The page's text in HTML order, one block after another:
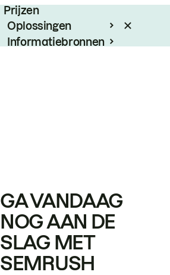
Prijzen
Oplossingen
Informatiebronnen
GA VANDAAG
NOG AAN DE
SLAG MET
SEMRUSH